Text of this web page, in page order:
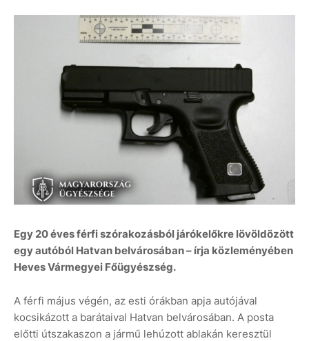
Egy 20 éves férfi szórakozásból járókelőkre lövöldözött
egy autóból Hatvan belvárosában – írja közleményében
Heves Vármegyei Főügyészség.
A férfi május végén, az esti órákban apja autójával
kocsikázott a barátaival Hatvan belvárosában. A posta
előtti útszakaszon a jármű lehúzott ablakán keresztül